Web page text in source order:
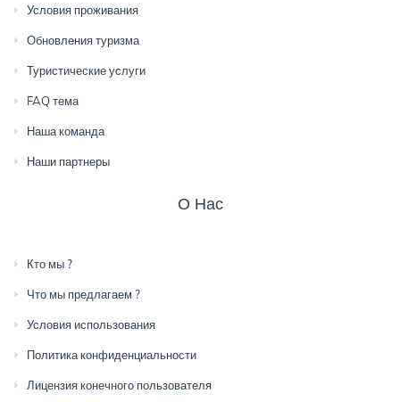
Условия проживания
Обновления туризма
Туристические услуги
FAQ тема
Наша команда
Наши партнеры
О Нас
Кто мы ?
Что мы предлагаем ?
Условия использования
Политика конфиденциальности
Лицензия конечного пользователя